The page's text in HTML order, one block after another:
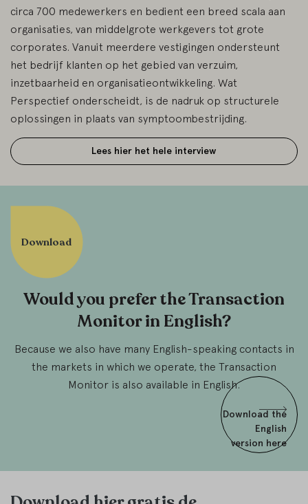
circa 700 medewerkers en bedient een breed scala aan
organisaties, van middelgrote werkgevers tot grote
corporates. Vanuit meerdere vestigingen ondersteunt
het bedrijf klanten op het gebied van verzuim,
inzetbaarheid en organisatieontwikkeling. Wat
Perspectief onderscheidt, is de nadruk op structurele
oplossingen in plaats van symptoombestrijding.
Lees hier het hele interview
Download
Would you prefer the Transaction
Monitor in English?
Because we also have many English-speaking contacts in
the markets in which we operate, the Transaction
Monitor is also available in English.
Download the
English
version here